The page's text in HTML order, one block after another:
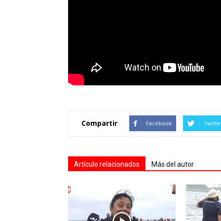
Compartir Facebook
Artículo relacionados Más del autor